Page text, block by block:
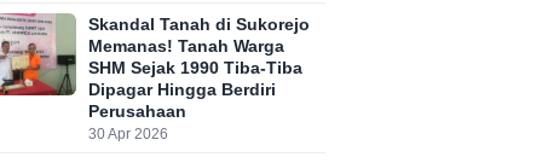
Skandal Tanah di Sukorejo
Memanas! Tanah Warga
SHM Sejak 1990 Tiba-Tiba
Dipagar Hingga Berdiri
Perusahaan
30 Apr 2026